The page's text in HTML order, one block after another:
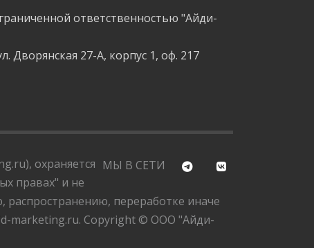
ответственностью "Айди-
Дворянская 27-А, корпус 1, оф. 217
МЫ В СЕТИ
охраняется
правах" и не
переработке иначе
marketing.ru. Copyright © ООО "Айди-